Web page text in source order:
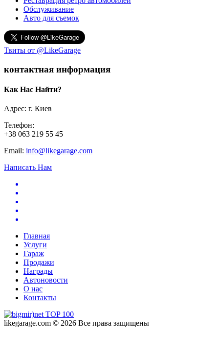
Обслуживание
Авто для съемок
Твиты от @LikeGarage
контактная информация
Как Нас Найти?
Адрес: г. Киев
Телефон:
+38 063 219 55 45
Email: info@likegarage.com
Написать Нам
Главная
Услуги
Гараж
Продажи
Награды
Автоновости
О нас
Контакты
likegarage.com © 2026 Все права защищены